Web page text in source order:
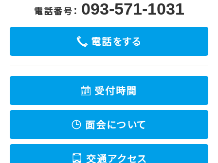
電話番号： 093-571-1031
電話をする
受付時間
面会について
交通アクセス